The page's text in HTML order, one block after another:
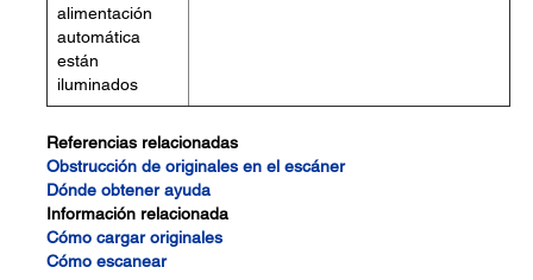
alimentación
automática
están
iluminados
Referencias relacionadas
Obstrucción de originales en el escáner
Dónde obtener ayuda
Información relacionada
Cómo cargar originales
Cómo escanear